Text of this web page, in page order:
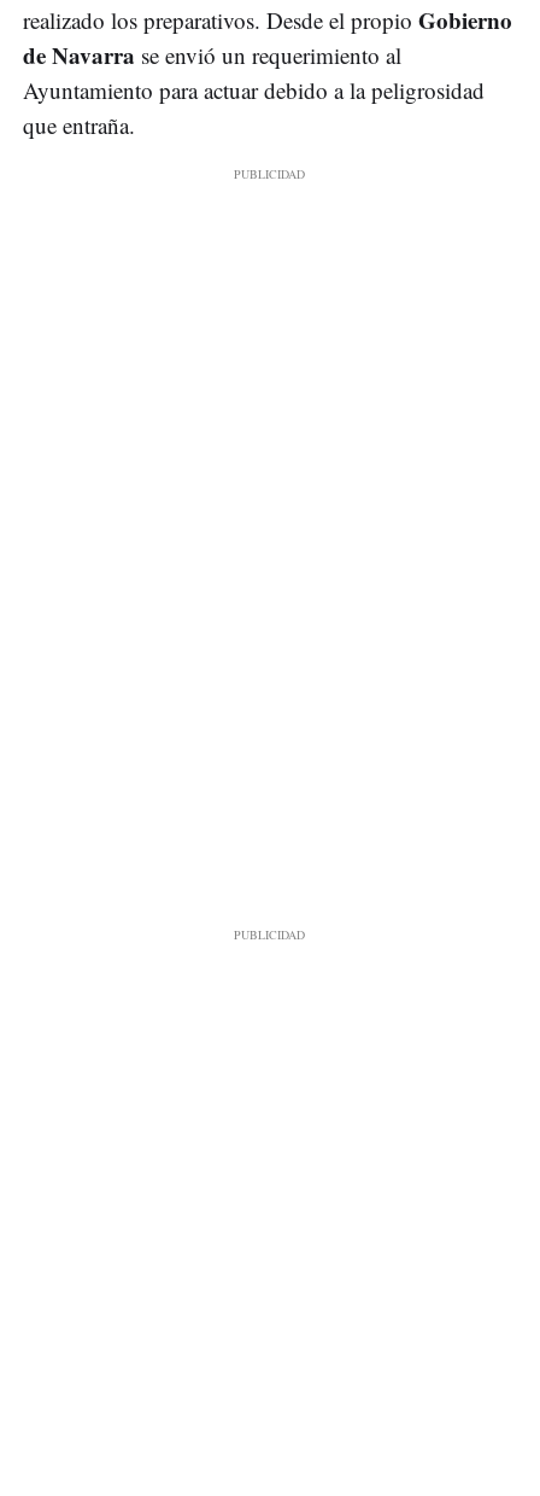
realizado los preparativos. Desde el propio Gobierno
de Navarra se envió un requerimiento al
Ayuntamiento para actuar debido a la peligrosidad
que entraña.